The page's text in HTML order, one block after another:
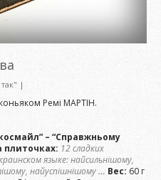
|
Ремі МАРТІН.
– “Справжньому
плиточках: 12 сладких
языке: найсильнішому,
найуспішнішому… Вес: 60 г